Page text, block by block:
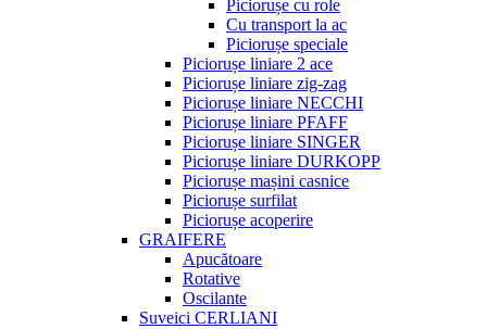
Piciorușe cu role
Cu transport la ac
Piciorușe speciale
Piciorușe liniare 2 ace
Piciorușe liniare zig-zag
Piciorușe liniare NECCHI
Piciorușe liniare PFAFF
Piciorușe liniare SINGER
Piciorușe liniare DURKOPP
Piciorușe mașini casnice
Piciorușe surfilat
Piciorușe acoperire
GRAIFERE
Apucătoare
Rotative
Oscilante
Suveici CERLIANI